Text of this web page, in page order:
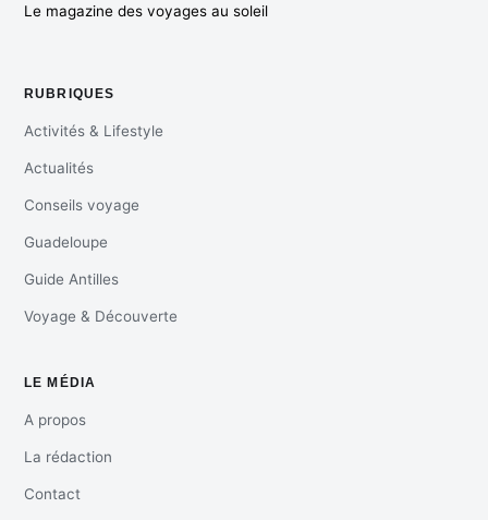
Le magazine des voyages au soleil
RUBRIQUES
Activités & Lifestyle
Actualités
Conseils voyage
Guadeloupe
Guide Antilles
Voyage & Découverte
LE MÉDIA
A propos
La rédaction
Contact